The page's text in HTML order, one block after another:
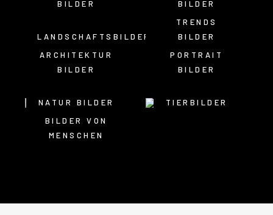
BILDER
BILDER
LANDSCHAFTSBILDER
TRENDS
BILDER
ARCHITEKTUR
BILDER
PORTRAIT
BILDER
NATUR BILDER
TIERBILDER
BILDER VON
MENSCHEN